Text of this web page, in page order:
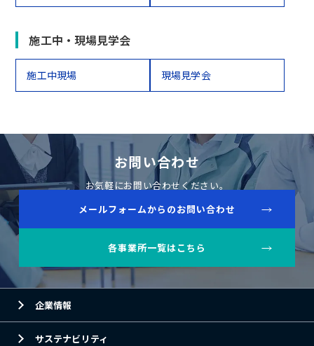
施工中・現場見学会
施工中現場 現場見学会
お問い合わせ
お気軽にお問い合わせください。
メールフォームからのお問い合わせ
各事業所一覧はこちら
企業情報
サステナビリティ